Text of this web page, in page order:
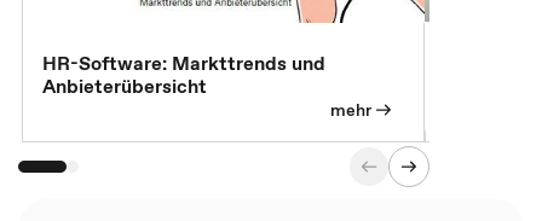
HR-Software: Markttrends und
Anbieterübersicht
mehr